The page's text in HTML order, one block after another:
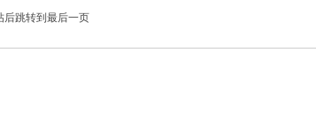
后跳转到最后一页